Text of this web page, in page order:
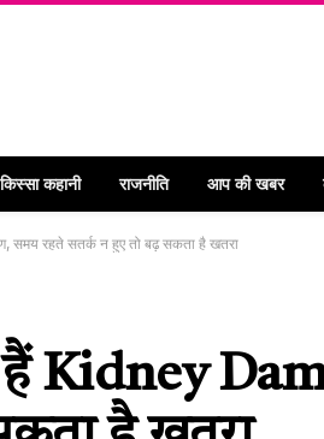
कहानी राजनीति आप की खबर
रहते सतर्क न हुए तो बढ़ सकता है खतरा
Kidney